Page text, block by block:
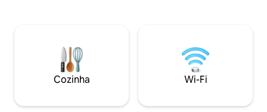
os confortos de que você precisa. 💻
Para quem precisa, há Wi-Fi confiável e
um espaço de trabalho adequado –
assim, você pode conciliar negócios e
acomodação
Apuseni.
Certificado nº
Ministério do
Cozinha Wi-Fi